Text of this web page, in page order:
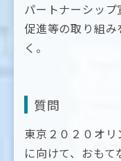
パートナーシッ
促進等の取り組
く。
質問
東京２０２０オ
に向けて、おも